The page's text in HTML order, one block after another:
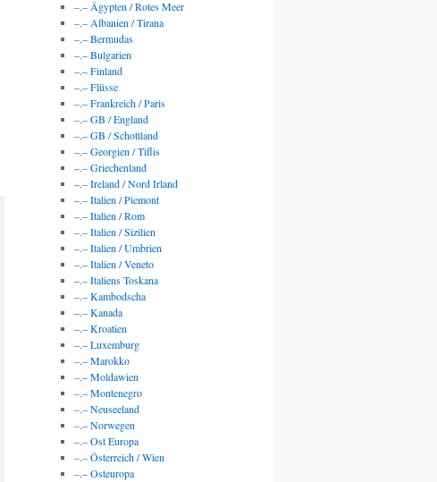
–.– Ägypten / Rotes Meer
–.– Albanien / Tirana
–.– Bermudas
–.– Bulgarien
–.– Finland
–.– Flüsse
–.– Frankreich / Paris
–.– GB / England
–.– GB / Schottland
–.– Georgien / Tiflis
–.– Griechenland
–.– Ireland / Nord Irland
–.– Italien / Piemont
–.– Italien / Rom
–.– Italien / Sizilien
–.– Italien / Umbrien
–.– Italien / Veneto
–.– Italiens Toskana
–.– Kambodscha
–.– Kanada
–.– Kroatien
–.– Luxemburg
–.– Marokko
–.– Moldawien
–.– Montenegro
–.– Neuseeland
–.– Norwegen
–.– Ost Europa
–.– Österreich / Wien
–.– Osteuropa